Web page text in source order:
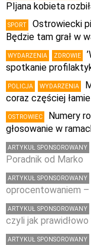
PIjana kobieta
SPORT
Ostrowiecki
Będzie tam grał w
WYDARZENIA ZDROWIE
spotkanie
POLICJA WYDARZENIA
coraz częściej
OSTROWIEC
Numery
głosowanie w
ARTYKUŁ SPONSOROWANY
Poradnik od Marko
ARTYKUŁ SPONSOROWANY
oprocentowaniem
ARTYKUŁ SPONSOROWANY
czyli jak
ARTYKUŁ SPONSOROWANY